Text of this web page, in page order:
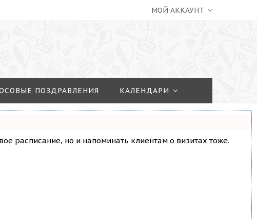
МОЙ АККАУНТ
ПОЗДРАВЛЕНИЯ КАЛЕНДАРИ
расписание, но и напоминать клиентам о визитах тоже.